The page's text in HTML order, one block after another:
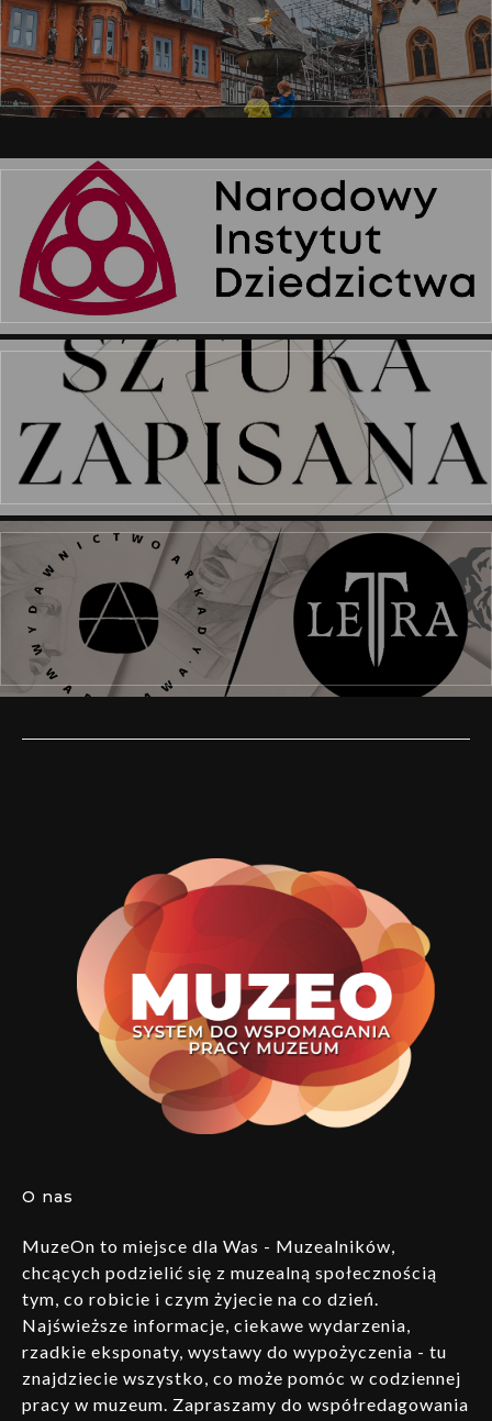
O nas
MuzeOn to miejsce dla Was - Muzealników,
chcących podzielić się z muzealną społecznością
tym, co robicie i czym żyjecie na co dzień.
Najświeższe informacje, ciekawe wydarzenia,
rzadkie eksponaty, wystawy do wypożyczenia - tu
znajdziecie wszystko, co może pomóc w codziennej
pracy w muzeum. Zapraszamy do współredagowania